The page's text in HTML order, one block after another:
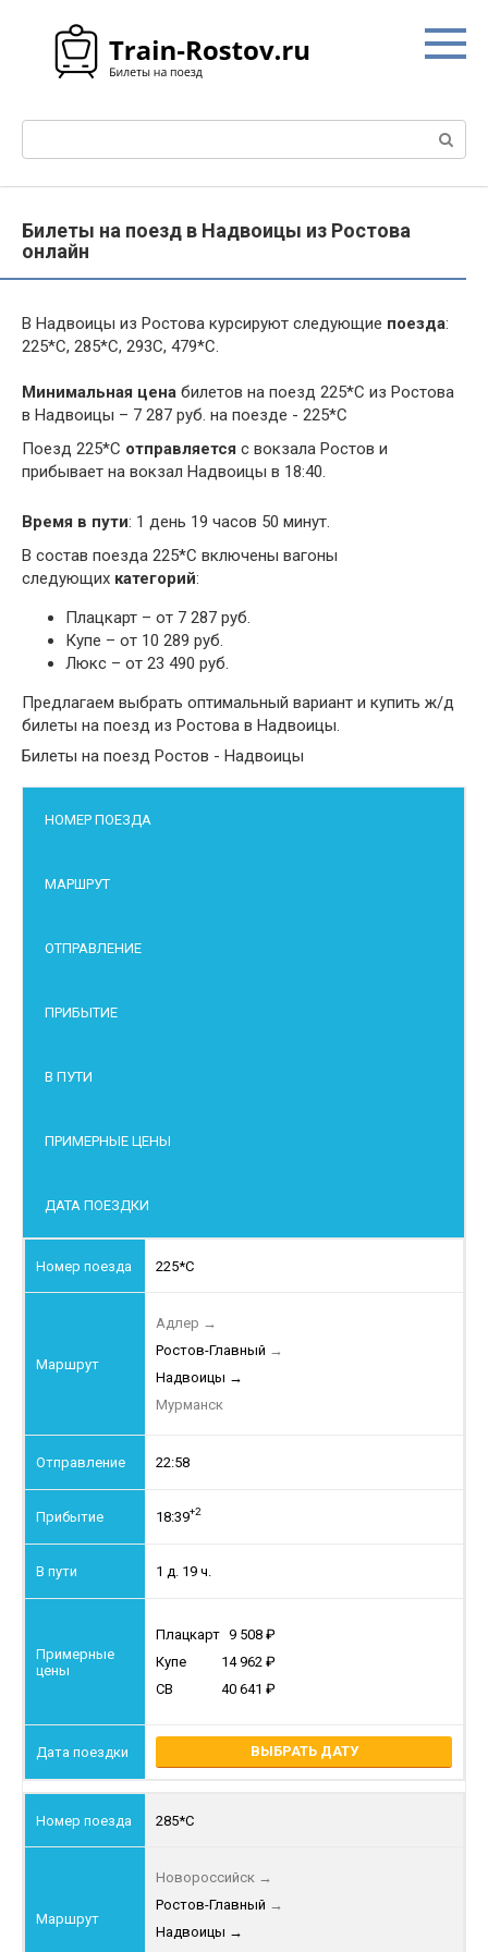
контенту
Билеты на поезд в Надвоицы из Ростова
онлайн
В Надвоицы из Ростова курсируют следующие поезда:
225*С, 285*С, 293С, 479*С.
Минимальная цена билетов на поезд 225*С из Ростова
в Надвоицы – 7 287 руб. на поезде - 225*С
Поезд 225*С отправляется с вокзала Ростов и
прибывает на вокзал Надвоицы в 18:40.
Время в пути: 1 день 19 часов 50 минут.
В состав поезда 225*С включены вагоны
следующих категорий:
Плацкарт – от 7 287 руб.
Купе – от 10 289 руб.
Люкс – от 23 490 руб.
Предлагаем выбрать оптимальный вариант и купить ж/д
билеты на поезд из Ростова в Надвоицы.
Билеты на поезд Ростов - Надвоицы
НОМЕР ПОЕЗДА
МАРШРУТ
ОТПРАВЛЕНИЕ
ПРИБЫТИЕ
В ПУТИ
ПРИМЕРНЫЕ ЦЕНЫ
ДАТА ПОЕЗДКИ
225*С
Адлер →
Ростов-Главный →
Надвоицы →
Мурманск
22:58
18:39+2
1 д. 19 ч.
Плацкарт 9 508
Купе
14 962
СВ
40 641
ВЫБРАТЬ ДАТУ
285*С
Новороссийск →
Ростов-Главный →
Надвоицы →